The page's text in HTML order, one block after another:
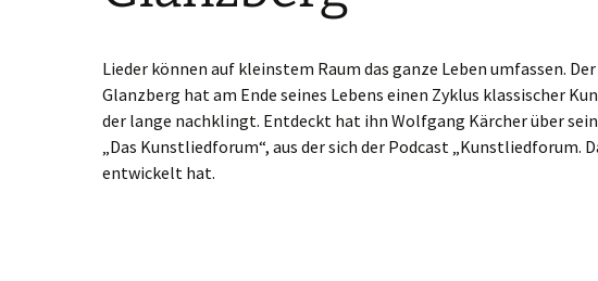
Lieder können auf kleinstem Raum das ganze Leben umfassen.
Glanzberg hat am Ende seines Lebens einen Zyklus klassischer
der lange nachklingt. Entdeckt hat ihn Wolfgang Kärcher über
„Das Kunstliedforum“, aus der sich der Podcast „Kunstliedforum.
entwickelt hat.